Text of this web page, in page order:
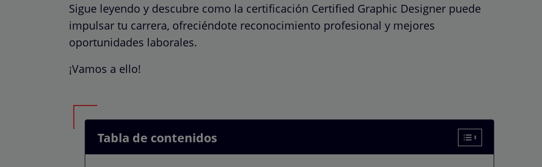
Sigue leyendo y descubre como la certificación Certified Graphic Designer puede
impulsar tu carrera, ofreciéndote reconocimiento profesional y mejores
oportunidades laborales.
¡Vamos a ello!
Tabla de contenidos